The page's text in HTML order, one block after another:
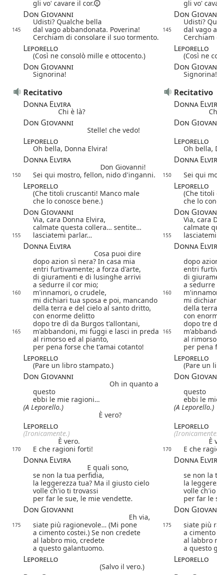
gli vo' cavare il cor.
gli vo'
Don Giovanni Don
Udisti? Qualche bella Udisti?
145 dal vago abbandonata. Poverina! 145
dal vago
Cerchiam di consolare il suo tormento.
Leporello Leporello
(Così ne consolò mille e ottocento.) (Così ne
Don Giovanni Don
Signorina! Signorina!
Recitativo
Recitativo
Donna Elvira
Donna
Chi è là?
Don Giovanni Don
Stelle! che vedo!
Leporello Leporello
Oh bella, Donna Elvira! Oh bella,
Donna Elvira Donna
Don Giovanni!
150 Sei qui mostro, fellon, nido d'inganni. 150 Sei qui
Leporello Leporello
(Che titoli cruscanti! Manco male
(Che titoli
che lo conosce bene.)
che lo
Don Giovanni Don
Via, cara Donna Elvira,
Via, cara
calmate questa collera… sentite…
calmate
155 lasciatemi parlar… 155
Donna Elvira Donna
Cosa puoi dire
dopo azion sì nera? In casa mia
dopo
entri furtivamente; a forza d'arte,
entri
di giuramenti e di lusinghe arrivi
di
a sedurre il cor mio;
a
160 m'innamori, o crudele, 160
mi dichiari tua sposa e poi, mancando
mi
della terra e del cielo al santo dritto,
della
con enorme delitto
con
dopo tre dì da Burgos t'allontani,
dopo tre
165 m'abbandoni, mi fuggi e lasci in preda 165
al rimorso ed al pianto,
al
per pena forse che t'amai cotanto!
per pena
Leporello Leporello
(Pare un libro stampato.) (Pare un
Don Giovanni Don
Oh in quanto a
questo
questo
ebbi le mie ragioni…
ebbi le
(A Leporello.)
(A Leporello.)
È vero?
Leporello Leporello
(Ironicamente.)
È vero.
È
170 E che ragioni forti! 170 E che
Donna Elvira Donna
E quali sono,
se non la tua perfidia,
se non la
la leggerezza tua? Ma il giusto cielo
la
volle ch'io ti trovassi
volle
per far le sue, le mie vendette.
per far le
Don Giovanni Don
Eh via,
175 siate più ragionevole… (Mi pone 175
siate più
a cimento costei.) Se non credete
a
al labbro mio, credete
al labbro
a questo galantuomo.
a questo
Leporello Leporello
(Salvo il vero.)